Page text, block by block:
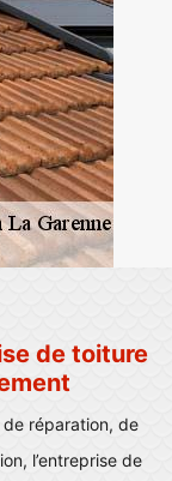
de toiture
de réparation, de
l’entreprise de